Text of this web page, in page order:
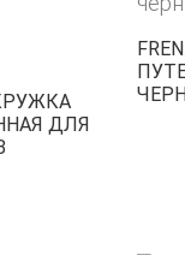
КРУЖКА
ДЛЯ